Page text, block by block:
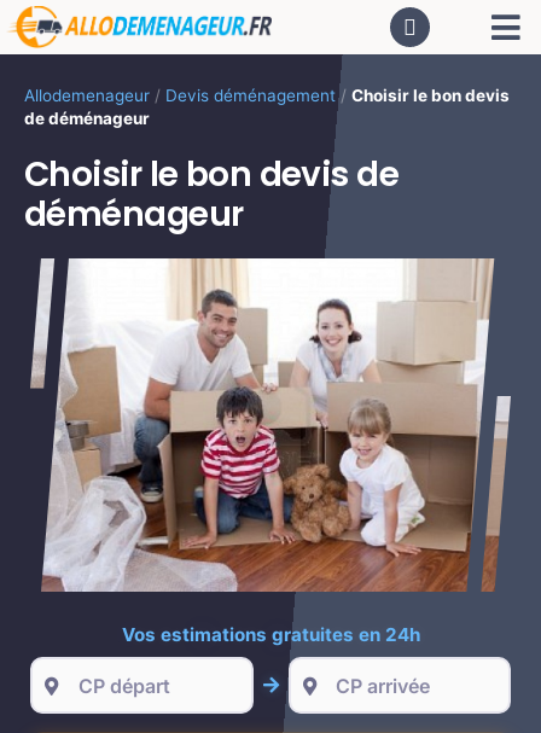
Passer
au
Allodemenageur / Devis déménagement/ Choisir le bon devis
de déménageur
Choisir le bon devis de
déménageur
Vos estimations gratuites en 24h